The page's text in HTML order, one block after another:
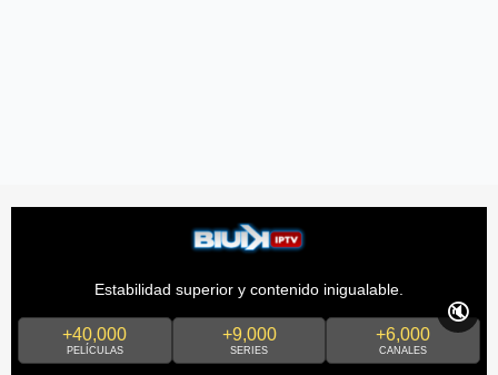
Estabilidad superior y contenido inigualable.
+40,000
PELÍCULAS
+9,000
SERIES
+6,000
CANALES
🔇